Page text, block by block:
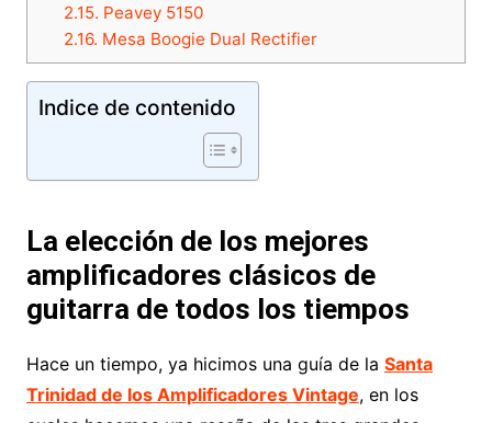
2.15. Peavey 5150
2.16. Mesa Boogie Dual Rectifier
Indice de contenido
La elección de los mejores
amplificadores clásicos de
guitarra de todos los tiempos
Hace un tiempo, ya hicimos una guía de la Santa
Trinidad de los Amplificadores Vintage, en los